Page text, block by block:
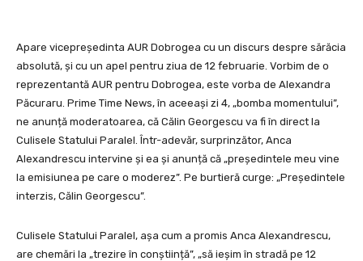
Apare vicepreședinta AUR Dobrogea cu un discurs despre sărăcia
absolută, și cu un apel pentru ziua de 12 februarie. Vorbim de o
reprezentantă AUR pentru Dobrogea, este vorba de Alexandra
Păcuraru. Prime Time News, în aceeași zi 4, „bomba momentului”,
ne anunță moderatoarea, că Călin Georgescu va fi în direct la
Culisele Statului Paralel. Într-adevăr, surprinzător, Anca
Alexandrescu intervine și ea și anunță că „președintele meu vine
la emisiunea pe care o moderez”. Pe burtieră curge: „Președintele
interzis, Călin Georgescu”.
Culisele Statului Paralel, așa cum a promis Anca Alexandrescu,
are chemări la „trezire în conștiință”, „să ieșim în stradă pe 12